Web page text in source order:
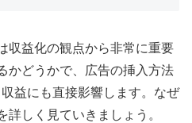
収益化の観点から非常に重要
かどうかで、広告の挿入方法
益にも直接影響します。なぜ
しく見ていきましょう。